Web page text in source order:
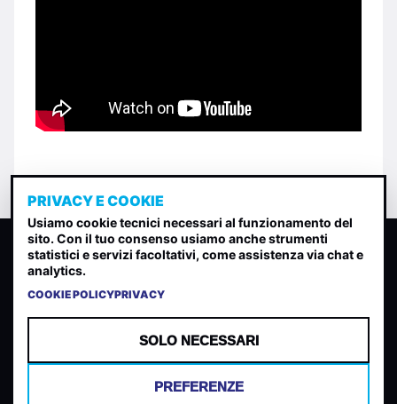
CLASSIFICA INDIE
Classifica per indice di gradimento generata dall analisi di
TERMINI E CONDIZIONI PRIVACY POLICY
PRIVACY E COOKIE
Usiamo cookie tecnici necessari al funzionamento del
sito. Con il tuo consenso usiamo anche strumenti
statistici e servizi facoltativi, come assistenza via chat e
analytics.
COOKIE POLICYPRIVACY
SOLO NECESSARI
PREFERENZE